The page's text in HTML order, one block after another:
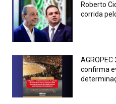
Roberto
corrida
confirma